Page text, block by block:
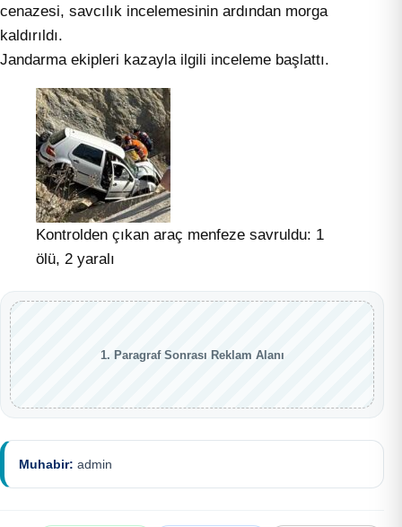
cenazesi, savcılık incelemesinin ardından morga
kaldırıldı.
Jandarma ekipleri kazayla ilgili inceleme başlattı.
Kontrolden çıkan araç menfeze savruldu: 1
ölü, 2 yaralı
1. Paragraf Sonrası Reklam Alanı
Muhabir: admin